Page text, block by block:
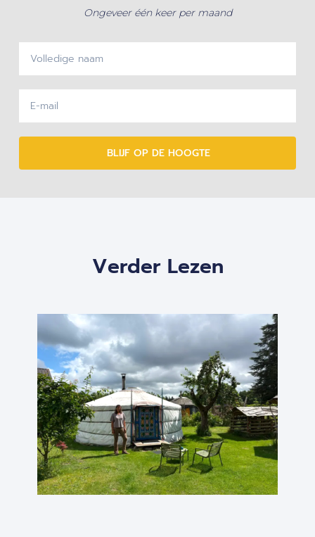
Ongeveer één keer per maand
BLIJF OP DE HOOGTE
Verder Lezen